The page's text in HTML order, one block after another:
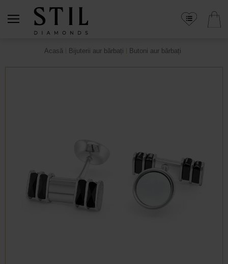
Acasă Bijuterii aur bărbați Butoni aur bărbați